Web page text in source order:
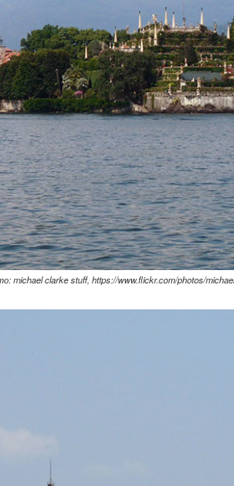
michael clarke stuff, https://www.flickr.com/photos/